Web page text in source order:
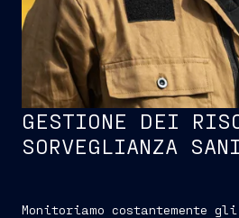
GESTIONE DEI
SORVEGLIANZA
Monitoriamo costantemente